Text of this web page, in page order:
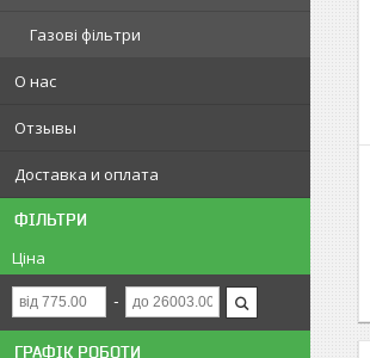
Газові фільтри
О нас
Отзывы
Доставка и оплата
ФІЛЬТРИ
Ціна
ГРАФІК РОБОТИ